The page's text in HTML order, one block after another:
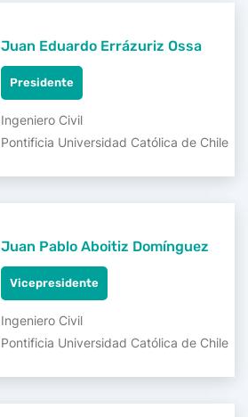
Juan Eduardo Errázuriz Ossa
Presidente
Ingeniero Civil
Pontificia Universidad Católica de Chile
Juan Pablo Aboitiz Domínguez
Vicepresidente
Ingeniero Civil
Pontificia Universidad Católica de Chile